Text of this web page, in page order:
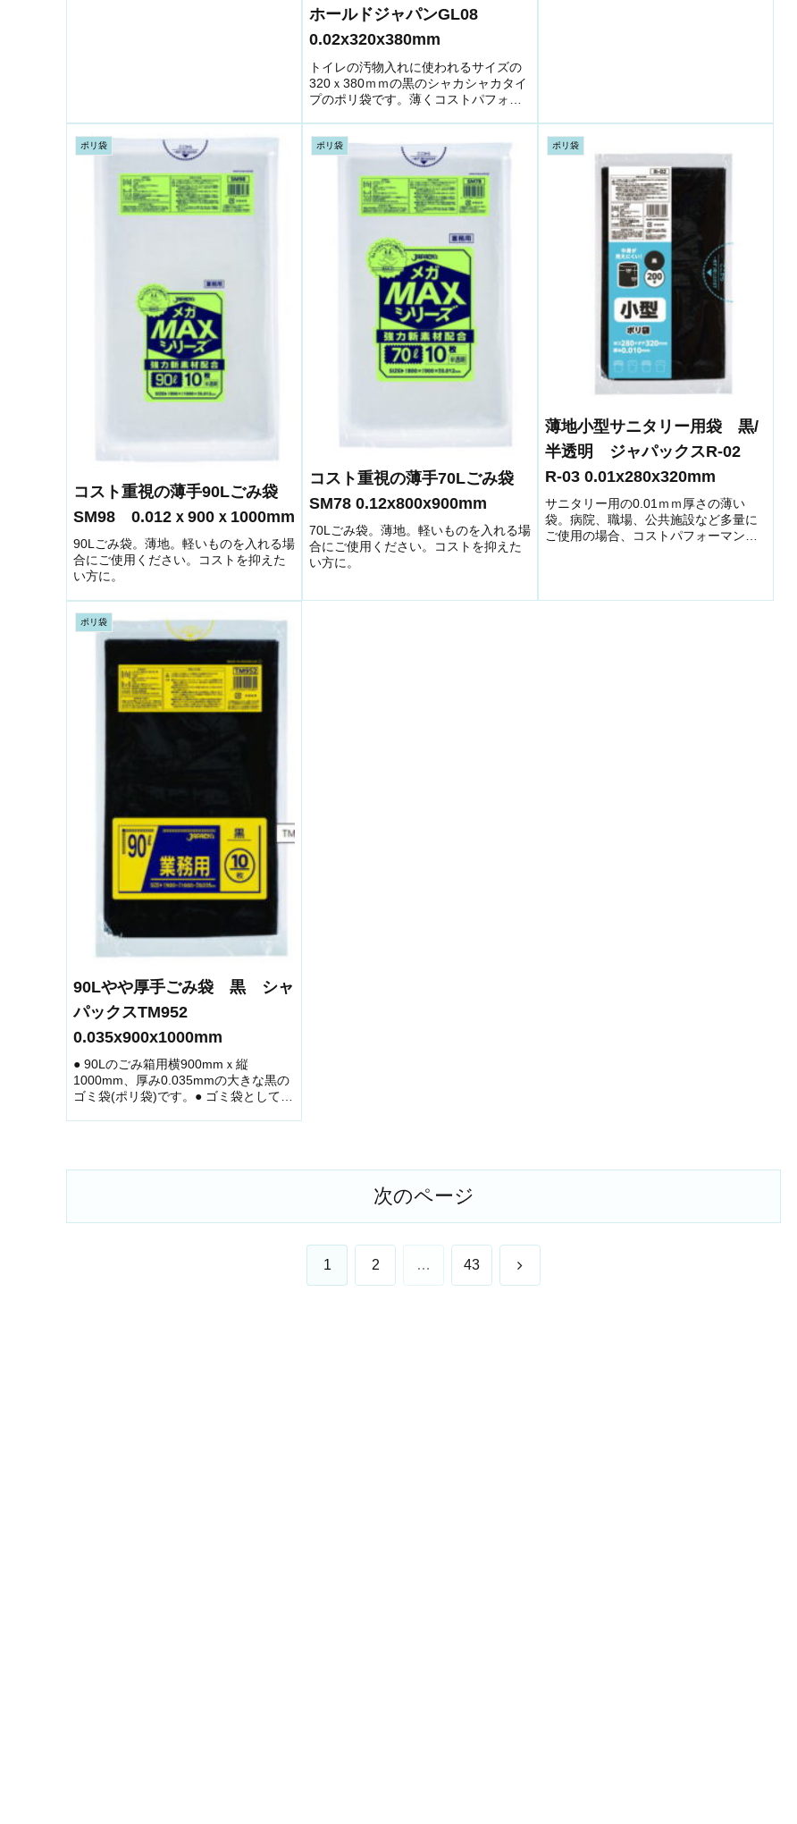
ホールドジャパンGL08
0.02x320x380mm
トイレの汚物入れに使われるサイズの
320ｘ380ｍｍの黒のシャカシャカタイ
プのポリ袋です。薄くコストパフォー
ポリ袋
コスト重視の薄手90Lごみ袋
SM98 0.012ｘ900ｘ1000mm
90Lごみ袋。薄地。軽いものを入れる場
合にご使用ください。コストを抑えた
い方に。
ポリ袋
コスト重視の薄手70Lごみ袋
SM78 0.12x800x900mm
70Lごみ袋。薄地。軽いものを入れる場
合にご使用ください。コストを抑えた
い方に。
ポリ袋
薄地小型サニタリー用袋 黒/
半透明 ジャパックスR-02
R-03 0.01x280x320mm
サニタリー用の0.01ｍｍ厚さの薄い
袋。病院、職場、公共施設など多量に
ご使用の場合、コストパフォーマンス
ポリ袋
90Lやや厚手ごみ袋 黒 シャ
パックスTM952
0.035x900x1000mm
● 90Lのごみ箱用横900mmｘ縦
1000mm、厚み0.035mmの大きな黒の
ゴミ袋(ポリ袋)です。● ゴミ袋として、
次のページ
1 2 … 43 次